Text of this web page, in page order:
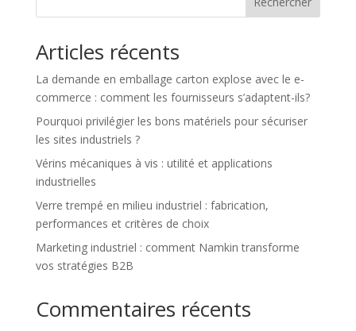
Articles récents
La demande en emballage carton explose avec le e-
commerce : comment les fournisseurs s’adaptent-ils?
Pourquoi privilégier les bons matériels pour sécuriser
les sites industriels ?
Vérins mécaniques à vis : utilité et applications
industrielles
Verre trempé en milieu industriel : fabrication,
performances et critères de choix
Marketing industriel : comment Namkin transforme
vos stratégies B2B
Commentaires récents